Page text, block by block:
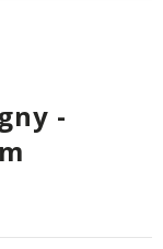
-